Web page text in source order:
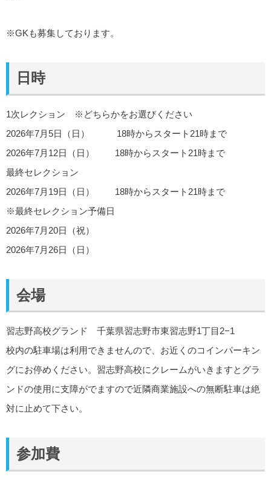
※GKも募集しております。
日時
1次レクション ※どちらかをお選びください
2026年7月5日（日） 18時からスタート21時まで
2026年7月12日（日） 18時からスタート21時まで
最終セレクション
2026年7月19日（日） 18時からスタート21時まで
※最終セレクション予備日
2026年7月20日（祝）
2026年7月26日（日）
会場
習志野高校グランド 千葉県習志野市東習志野1丁目2−1
校内の駐車場は利用できませんので、お近くのコインパーキン
グにお停めください。習志野高校にクレームがいきますとグラ
ンドの使用に支障がでますので近隣商業施設への無断駐車は絶
対に止めて下さい。
参加費